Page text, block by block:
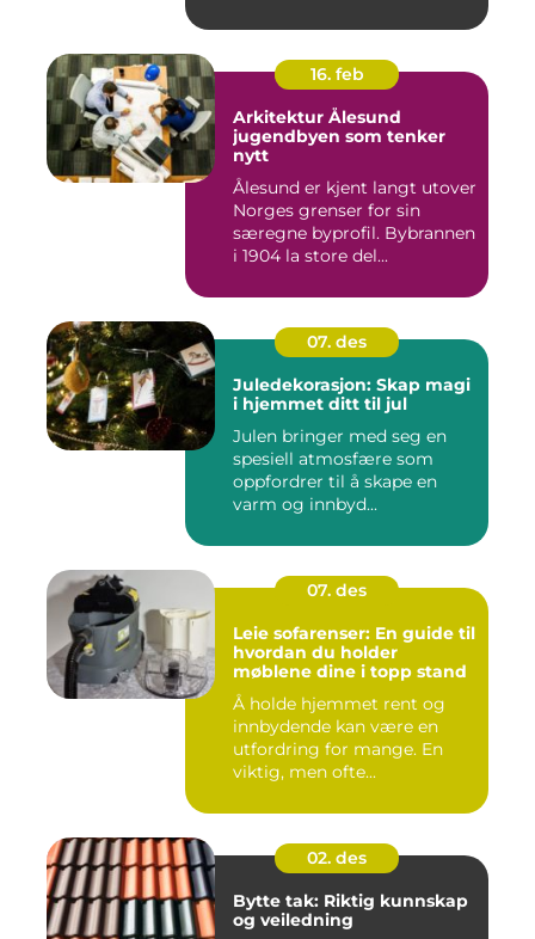
16. feb
Arkitektur Ålesund
jugendbyen som tenker
nytt
Ålesund er kjent langt utover
Norges grenser for sin
særegne byprofil. Bybrannen
i 1904 la store del...
07. des
Juledekorasjon: Skap magi
i hjemmet ditt til jul
Julen bringer med seg en
spesiell atmosfære som
oppfordrer til å skape en
varm og innbyd...
07. des
Leie sofarenser: En guide til
hvordan du holder
møblene dine i topp stand
Å holde hjemmet rent og
innbydende kan være en
utfordring for mange. En
viktig, men ofte...
02. des
Bytte tak: Riktig kunnskap
og veiledning